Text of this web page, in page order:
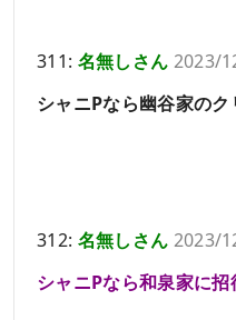
311: 名無しさん 2023/
シャニPなら幽谷家の
312: 名無しさん 2023/
シャニPなら和泉家に招